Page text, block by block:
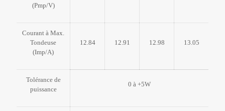
(Pmp/V)
Courant à Max.
Tondeuse
(Imp/A)
12.84 12.91 12.98 13.05
Tolérance de
puissance
0 à +5W